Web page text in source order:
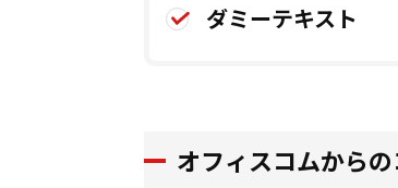
ダミーテキスト
オフィスコムから